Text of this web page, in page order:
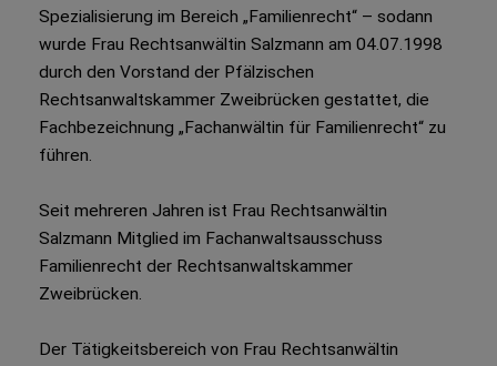
Spezialisierung im Bereich „Familienrecht“ – sodann
wurde Frau Rechtsanwältin Salzmann am 04.07.1998
durch den Vorstand der Pfälzischen
Rechtsanwaltskammer Zweibrücken gestattet, die
Fachbezeichnung „Fachanwältin für Familienrecht“ zu
führen.
Seit mehreren Jahren ist Frau Rechtsanwältin
Salzmann Mitglied im Fachanwaltsausschuss
Familienrecht der Rechtsanwaltskammer
Zweibrücken.
Der Tätigkeitsbereich von Frau Rechtsanwältin